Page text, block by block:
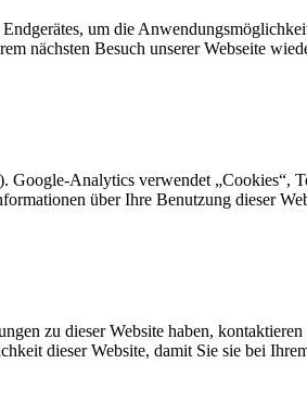
um die
nächsten Besuch unserer Webseite
Analytics verwendet „Cookies“,
über Ihre Benutzung dieser
zu dieser Website haben,
dieser Website, damit Sie sie bei